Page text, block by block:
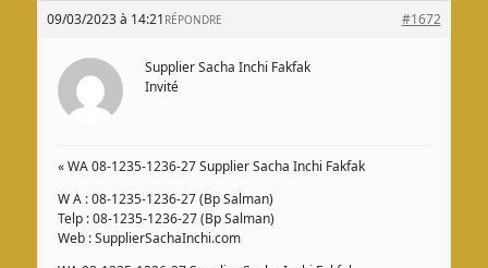
09/03/2023 à 14:21 #1672
RÉPONDRE
Supplier Sacha Inchi Fakfak
Invité
« WA 08-1235-1236-27 Supplier Sacha Inchi Fakfak
W A : 08-1235-1236-27 (Bp Salman)
Telp : 08-1235-1236-27 (Bp Salman)
Web : SupplierSachaInchi.com